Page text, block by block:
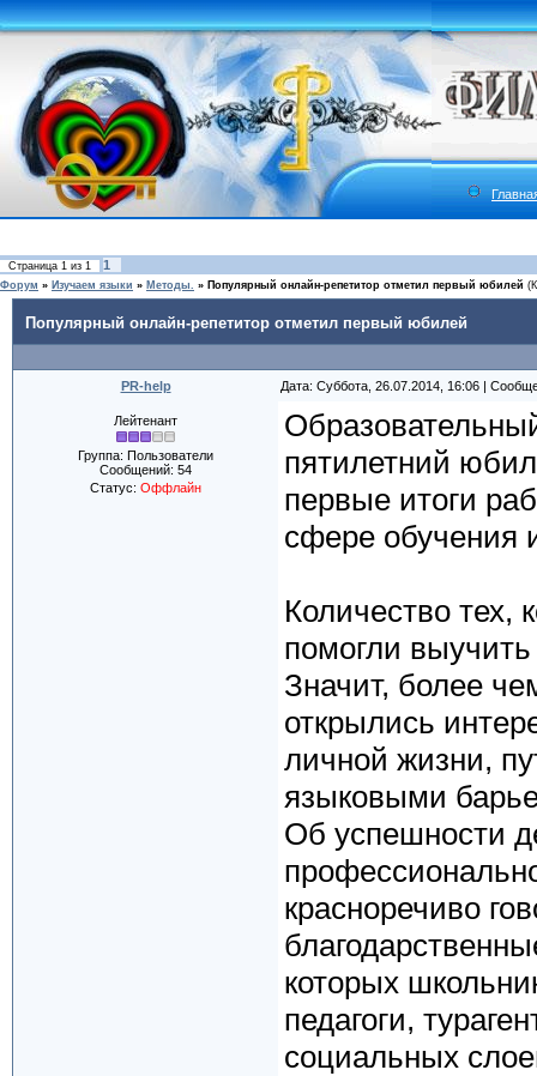
Страница 1 из 1 1
Форум » Изучаем языки » Методы. » Популярный онлайн-репетитор отметил первый юбилей
Популярный онлайн-репетитор отметил первый юбилей
PR-help Дата: Суббота, 26.07.2014, 16:06 |
Лейтенант
Группа: Пользователи
Сообщений: 54
Статус: Оффлайн
пятилетний
первые итоги
сфере обучения
Количество тех,
помогли
Значит, более
открылись
личной жизни,
языковыми
Об успешности
красноречиво
которых
педагоги,
социальных